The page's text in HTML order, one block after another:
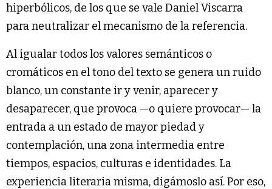
hiperbólicos, de los que se vale Daniel Viscarra
para neutralizar el mecanismo de la referencia.
Al igualar todos los valores semánticos o
cromáticos en el tono del texto se genera un ruido
blanco, un constante ir y venir, aparecer y
desaparecer, que provoca —o quiere provocar— la
entrada a un estado de mayor piedad y
contemplación, una zona intermedia entre
tiempos, espacios, culturas e identidades. La
experiencia literaria misma, digámoslo así. Por eso,